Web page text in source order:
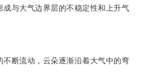
与大气边界层的不稳定性和上升气
断流动，云朵逐渐沿着大气中的弯